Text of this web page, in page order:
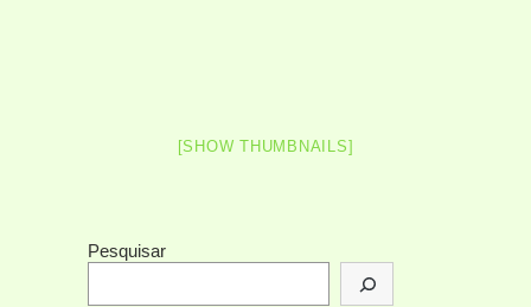
[SHOW THUMBNAILS]
Pesquisar